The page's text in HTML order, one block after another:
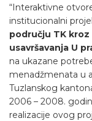
“Interaktivne
institucionalni
području TK
usavršavanja U
na ukazane
menadžmenata u
Tuzlanskog
2006 – 2008.
realizacije ovog